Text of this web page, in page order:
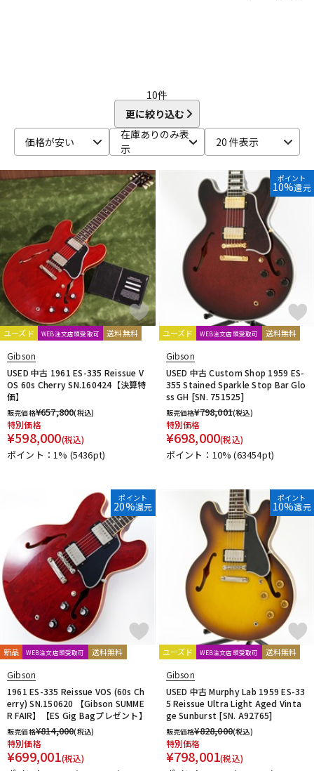
10件
更に絞り込む
価格が安い
在庫ありのみ表
示
20 件表示
ユーズド WEB注文店頭受取可 送料無料
Gibson
USED 中古 1961 ES-335 Reissue V
OS 60s Cherry SN.160424【決算特
価】
販売価格¥657,800(税込)
特別価格
¥598,000(税込)
ポイント：1% (5436pt)
ポイント
10%還元
ユーズド WEB注文店頭受取可 送料無料
Gibson
USED 中古 Custom Shop 1959 ES-
355 Stained Sparkle Stop Bar Glo
ss GH [SN. 751525]
販売価格¥798,001(税込)
特別価格
¥698,000(税込)
ポイント：10%(63454pt)
ポイント
20%還元
新品 WEB注文店頭受取可 送料無料
Gibson
1961 ES-335 Reissue VOS (60s Ch
erry) SN.150620 【Gibson SUMME
R FAIR】【ES Gig Bagプレゼント】
販売価格¥814,000(税込)
特別価格
¥699,001(税込)
ポイント
10%還元
ユーズド WEB注文店頭受取可 送料無料
Gibson
USED 中古 Murphy Lab 1959 ES-33
5 Reissue Ultra Light Aged Vinta
ge Sunburst [SN. A92765]
販売価格¥828,000(税込)
特別価格
¥798,001(税込)